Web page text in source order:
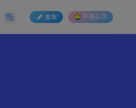
发布 开通会员